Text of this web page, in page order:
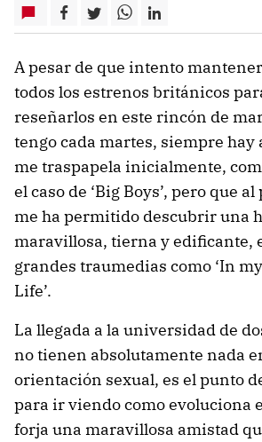
A pesar de que intento
todos los estrenos británicos
reseñarlos en este rincón de
tengo cada martes, siempre hay
me traspapela inicialmente,
el caso de ‘Big Boys’, pero que
me ha permitido descubrir una
maravillosa, tierna y edificante,
grandes traumedias como ‘In my
Life’.
La llegada a la universidad de
no tienen absolutamente nada
orientación sexual, es el punto
para ir viendo como evoluciona
forja una maravillosa amistad